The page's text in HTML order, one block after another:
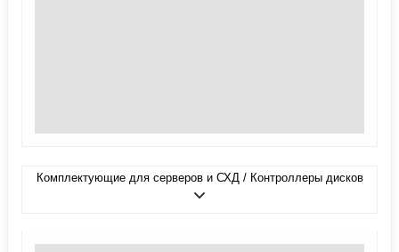
Комплектующие для серверов и СХД / Контроллеры дисков